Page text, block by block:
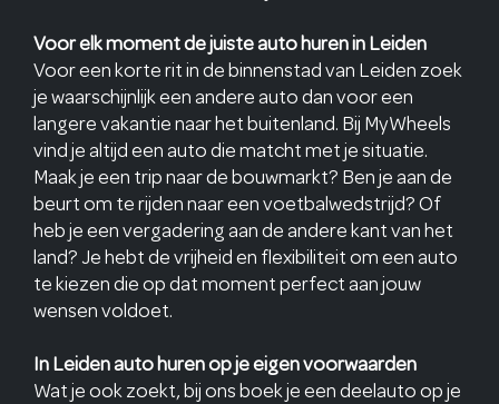
Voor elk moment de juiste auto huren in Leiden
Voor een korte rit in de binnenstad van Leiden zoek
je waarschijnlijk een andere auto dan voor een
langere vakantie naar het buitenland. Bij MyWheels
vind je altijd een auto die matcht met je situatie.
Maak je een trip naar de bouwmarkt? Ben je aan de
beurt om te rijden naar een voetbalwedstrijd? Of
heb je een vergadering aan de andere kant van het
land? Je hebt de vrijheid en flexibiliteit om een auto
te kiezen die op dat moment perfect aan jouw
wensen voldoet.
In Leiden auto huren op je eigen voorwaarden
Wat je ook zoekt, bij ons boek je een deelauto op je